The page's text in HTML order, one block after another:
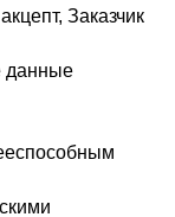
Заказчик
данные